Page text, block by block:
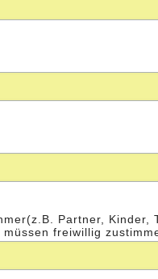
Partner, Kinder,
freiwillig